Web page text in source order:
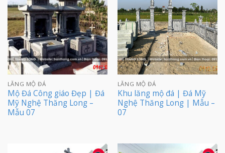
LĂNG MỘ ĐÁ
Mộ Đá Công giáo Đẹp | Đá
Mỹ Nghệ Thăng Long –
Mẫu 07
LĂNG MỘ ĐÁ
Khu lăng mộ đá | Đá Mỹ
Nghệ Thăng Long | Mẫu –
07